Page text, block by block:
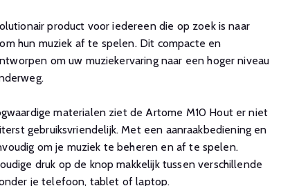
product voor iedereen die op zoek is naar
hun muziek af te spelen. Dit compacte en
om uw muziekervaring naar een hoger niveau
materialen ziet de Artome M10 Hout er niet
gebruiksvriendelijk. Met een aanraakbediening en
om je muziek te beheren en af te spelen.
druk op de knop makkelijk tussen verschillende
je telefoon, tablet of laptop.